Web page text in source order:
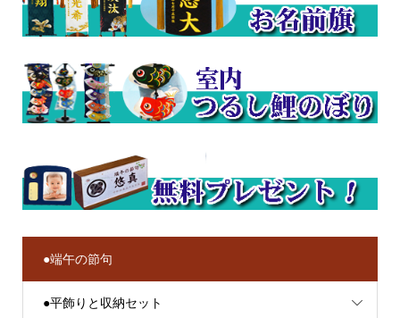
●端午の節句
●平飾りと収納セット